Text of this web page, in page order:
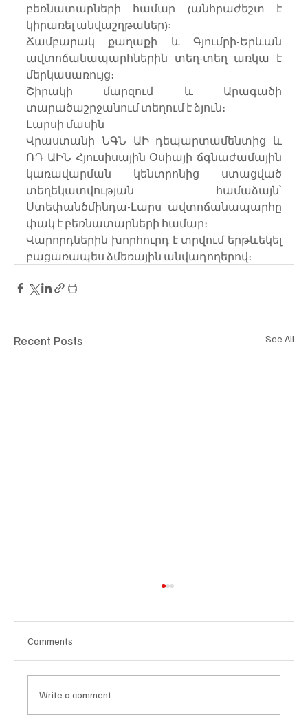
բեռնատարների համար (անհրաժեշտ է
կիրառել անվաշղթաներ):
Ճամբարակ քաղաքի և Գյումրի-Երևան
ավտոճանապարհներին տեղ-տեղ առկա է
մերկասառույց։
Շիրակի մարզում և Արագածի
տարածաշրջանում տեղում է ձյուն։
Լարսի մասին
Վրաստանի ՆԳՆ ԱԻ դեպարտամենտից և
ՌԴ ԱԻՆ Հյուսիսային Օսիայի ճգնաժամային
կառավարման կենտրոնից ստացված
տեղեկատվության համաձայն՝
Ստեփանծմինդա-Լարս ավտոճանապարհը
փակ է բեռնատարների համար։
Վարորդներին խորհուրդ է տրվում երթևեկել
բացառապես ձմեռային անվադողերով։
Recent Posts See All
Comments
Write a comment...